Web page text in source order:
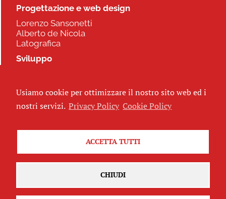
Progettazione e web design
Lorenzo Sansonetti
Alberto de Nicola
Latografica
Sviluppo
Seguici
Iscriviti alla newsletter
Usiamo cookie per ottimizzare il nostro sito web ed i
nostri servizi. Privacy Policy Cookie Policy
ACCETTA TUTTI
CHIUDI